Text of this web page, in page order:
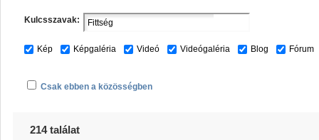
Kulcsszavak:
Kép Képgaléria Videó Videógaléria Blog Fórum
Csak ebben a közösségben
214 találat